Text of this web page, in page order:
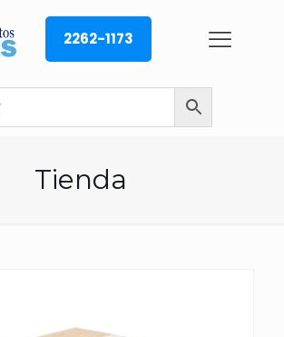
2262-1173
Tienda